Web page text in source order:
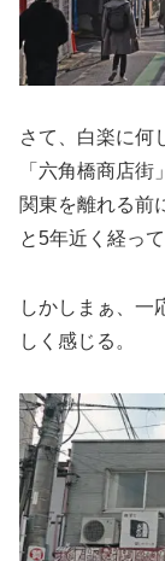
さて、白楽に何
「六角橋商店街
関東を離れる前
と5年近く経って
しかしまぁ、一
しく感じる。